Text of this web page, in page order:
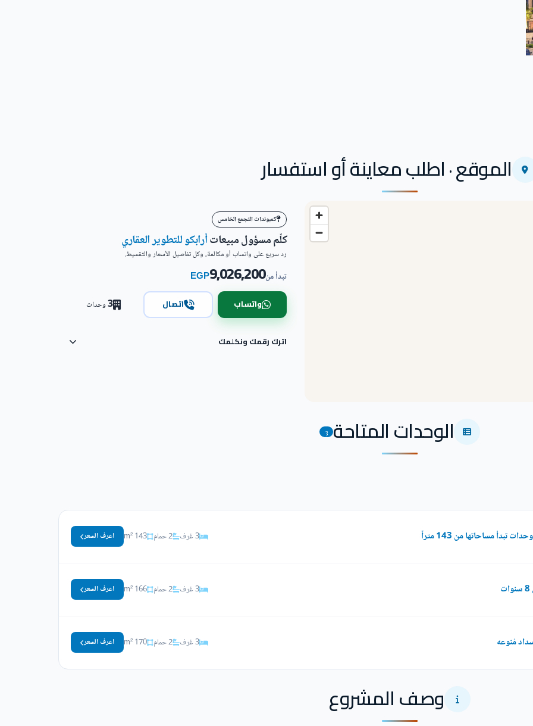
الموقع · اطلب معاينة أو استفسار
كمبوندات التجمع الخامس
كلّم مسؤول مبيعاتأرابكو للتطوير العقاري
رد سريع على واتساب أو مكالمة، وكل تفاصيل الأسعار والتقسيط.
تبدأ من9,026,200
EGP
واتساب اتصال 3وحدات
اترك رقمك ونكلمك
الوحدات المتاحة 3
مساحاتها من 143 متراً 3 غرف 2 حمام 143 m² اعرف السعر
3 غرف 2 حمام 166 m² اعرف السعر
مُنوعه 3 غرف 2 حمام 170 m² اعرف السعر
وصف المشروع